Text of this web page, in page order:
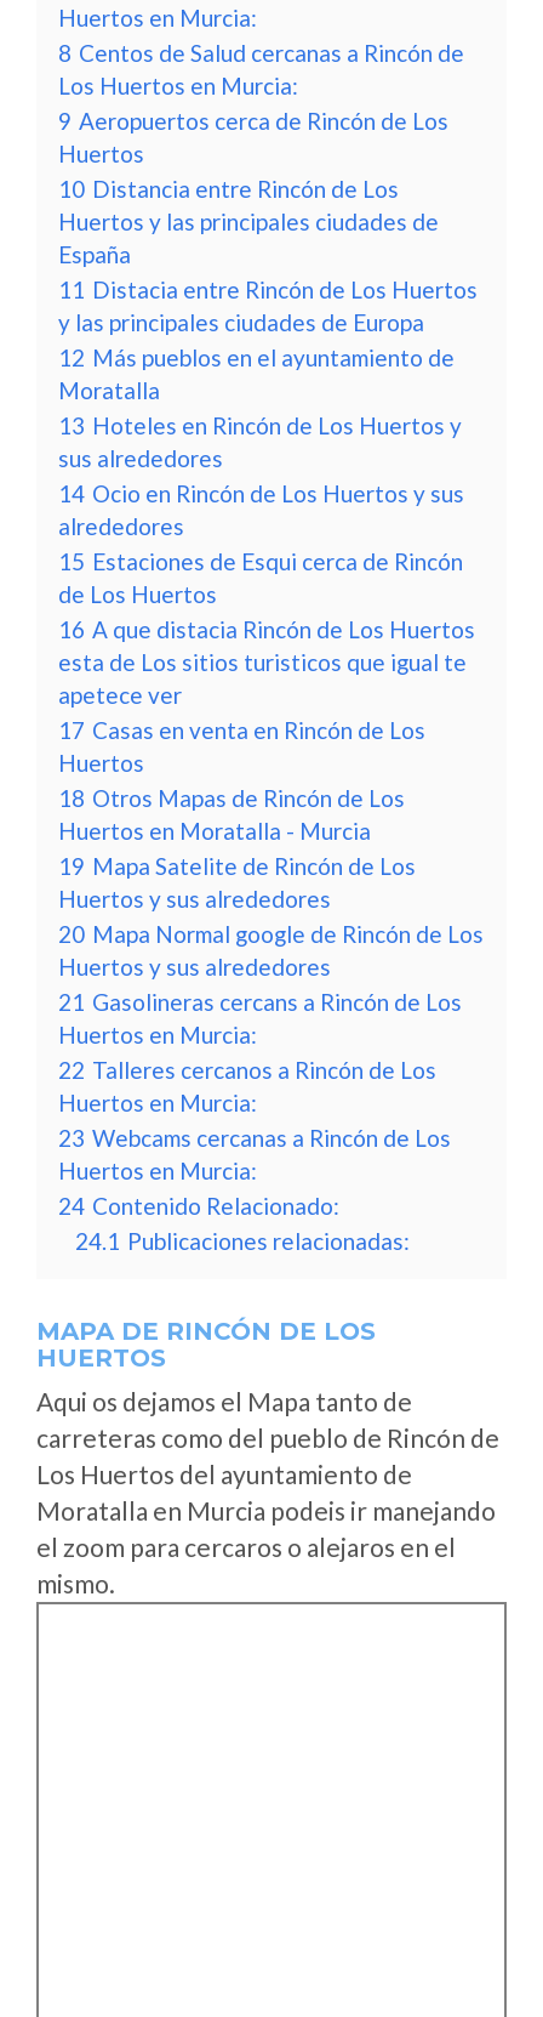
Huertos en Murcia:
8 Centos de Salud cercanas a Rincón de
Los Huertos en Murcia:
9 Aeropuertos cerca de Rincón de Los
Huertos
10 Distancia entre Rincón de Los
Huertos y las principales ciudades de
España
11 Distacia entre Rincón de Los Huertos
y las principales ciudades de Europa
12 Más pueblos en el ayuntamiento de
Moratalla
13 Hoteles en Rincón de Los Huertos y
sus alrededores
14 Ocio en Rincón de Los Huertos y sus
alrededores
15 Estaciones de Esqui cerca de Rincón
de Los Huertos
16 A que distacia Rincón de Los Huertos
esta de Los sitios turisticos que igual te
apetece ver
17 Casas en venta en Rincón de Los
Huertos
18 Otros Mapas de Rincón de Los
Huertos en Moratalla - Murcia
19 Mapa Satelite de Rincón de Los
Huertos y sus alrededores
20 Mapa Normal google de Rincón de Los
Huertos y sus alrededores
21 Gasolineras cercans a Rincón de Los
Huertos en Murcia:
22 Talleres cercanos a Rincón de Los
Huertos en Murcia:
23 Webcams cercanas a Rincón de Los
Huertos en Murcia:
24 Contenido Relacionado:
24.1 Publicaciones relacionadas:
MAPA DE RINCÓN DE LOS
HUERTOS
Aqui os dejamos el Mapa tanto de
carreteras como del pueblo de Rincón de
Los Huertos del ayuntamiento de
Moratalla en Murcia podeis ir manejando
el zoom para cercaros o alejaros en el
mismo.